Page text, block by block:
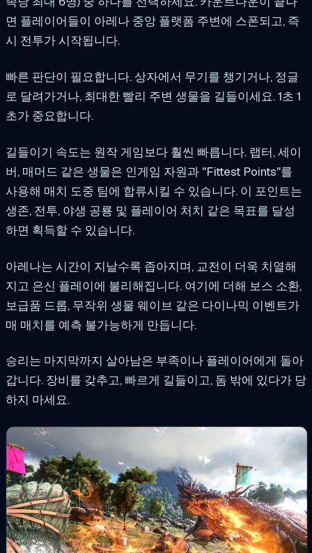
면 플레이어들이 아레나 중앙 플랫폼 주변에 스폰되고, 즉
시 전투가 시작됩니다.
빠른 판단이 필요합니다. 상자에서 무기를 챙기거나, 정글
로 달려가거나, 최대한 빨리 주변 생물을 길들이세요. 1초 1
초가 중요합니다.
길들이기 속도는 원작 게임보다 훨씬 빠릅니다. 랩터, 세이
버, 매머드 같은 생물은 인게임 자원과 "Fittest Points"를
사용해 매치 도중 팀에 합류시킬 수 있습니다. 이 포인트는
생존, 전투, 야생 공룡 및 플레이어 처치 같은 목표를 달성
하면 획득할 수 있습니다.
아레나는 시간이 지날수록 좁아지며, 교전이 더욱 치열해
지고 은신 플레이에 불리해집니다. 여기에 더해 보스 소환,
보급품 드롭, 무작위 생물 웨이브 같은 다이나믹 이벤트가
매 매치를 예측 불가능하게 만듭니다.
승리는 마지막까지 살아남은 부족이나 플레이어에게 돌아
갑니다. 장비를 갖추고, 빠르게 길들이고, 돔 밖에 있다가 당
하지 마세요.